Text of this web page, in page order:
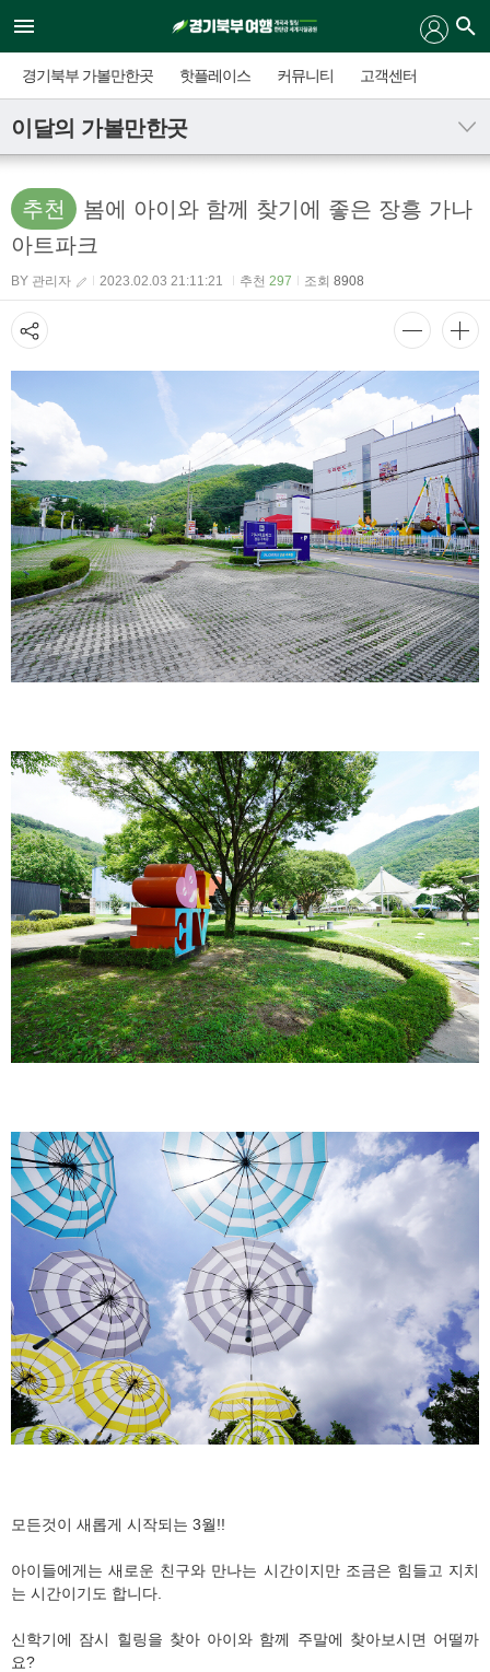
경기북부 가볼만한곳 핫플레이스 커뮤니티 고객센터
이달의 가볼만한곳
추천
봄에 아이와 함께 찾기에 좋은 장흥 가나
아트파크
BY 관리자 2023.02.03 21:11:21 추천 297 조회 8908
모든것이 새롭게 시작되는 3월!!
아이들에게는 새로운 친구와 만나는 시간이지만 조금은 힘들고 지치
는 시간이기도 합니다.
신학기에 잠시 힐링을 찾아 아이와 함께 주말에 찾아보시면 어떨까
요?